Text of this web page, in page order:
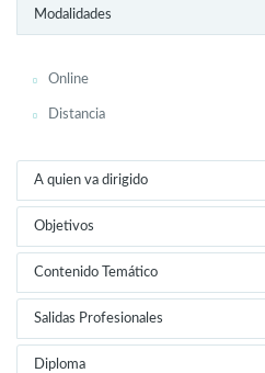
Modalidades
Online
Distancia
A quien va dirigido
Objetivos
Contenido Temático
Salidas Profesionales
Diploma